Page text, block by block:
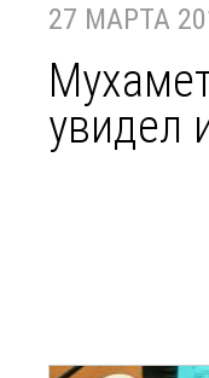
27 МАРТА
увидел